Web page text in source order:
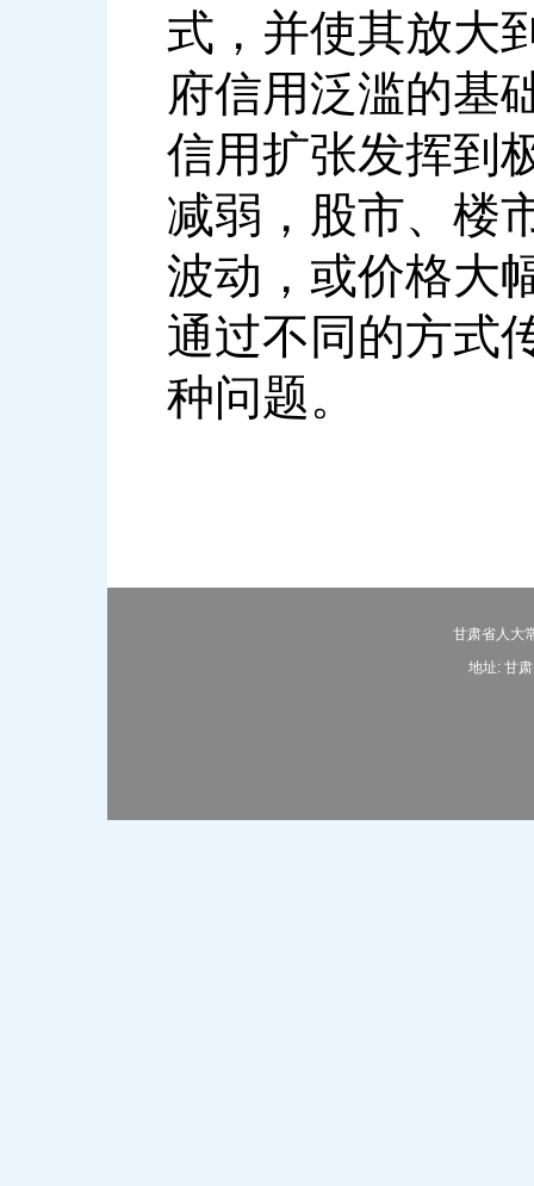
式，并使其放大
府信用泛滥的基
信用扩张发挥到
减弱，股市、楼
波动，或价格大
通过不同的方式
种问题。
甘肃省人大
地址: 甘